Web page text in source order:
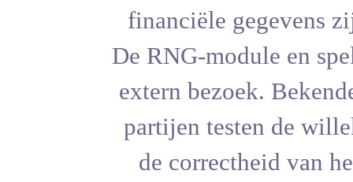
De RNG-
extern
partijen
de